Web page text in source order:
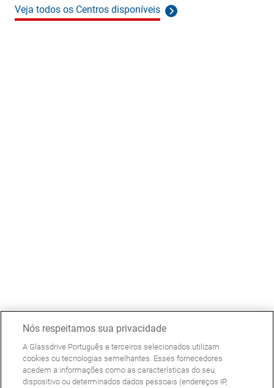
Veja todos os Centros disponíveis
Nós respeitamos sua privacidade
A Glassdrive Português e terceiros selecionados utilizam
cookies ou tecnologias semelhantes. Esses fornecedores
acedem a informações como as características do seu
dispositivo ou determinados dados pessoais (endereços IP,